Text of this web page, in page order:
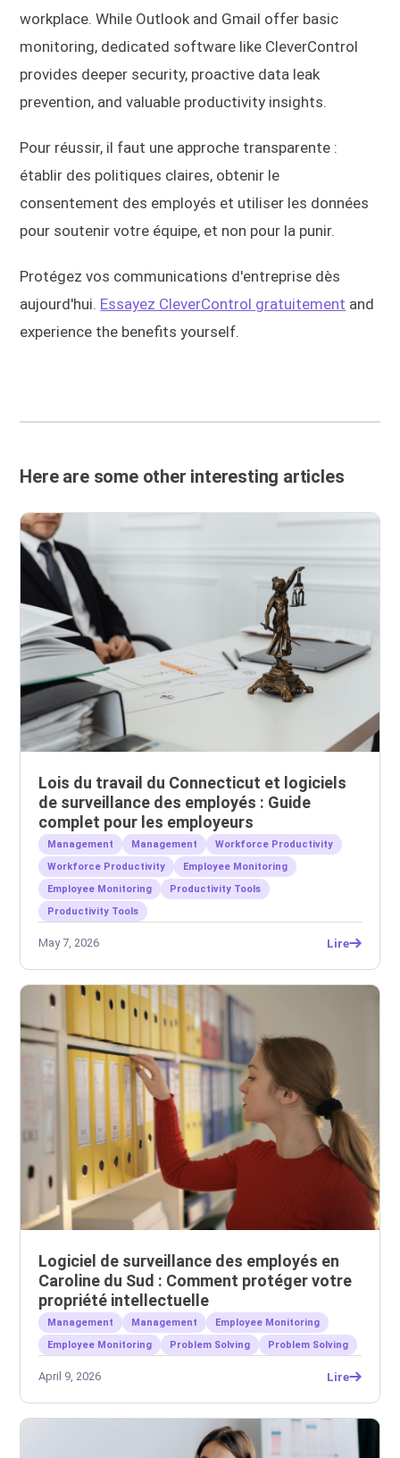
workplace. While Outlook and Gmail offer basic
monitoring, dedicated software like CleverControl
provides deeper security, proactive data leak
prevention, and valuable productivity insights.
Pour réussir, il faut une approche transparente :
établir des politiques claires, obtenir le
consentement des employés et utiliser les données
pour soutenir votre équipe, et non pour la punir.
Protégez vos communications d'entreprise dès
aujourd'hui. Essayez CleverControl gratuitement and
experience the benefits yourself.
Here are some other interesting articles
Lois du travail du Connecticut et logiciels
de surveillance des employés : Guide
complet pour les employeurs
Management Management
Workforce Productivity
Workforce Productivity
Employee Monitoring
Employee Monitoring
Productivity Tools
Productivity Tools
May 7, 2026 Lire
Logiciel de surveillance des employés en
Caroline du Sud : Comment protéger votre
propriété intellectuelle
Management Management
Employee Monitoring
Employee Monitoring
Problem Solving Problem Solving
April 9, 2026 Lire